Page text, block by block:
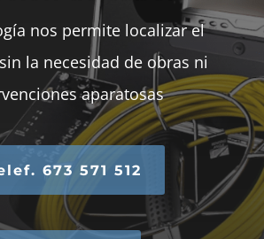
nos permite localizar el
la necesidad de obras ni
aparatosas
673 571 512